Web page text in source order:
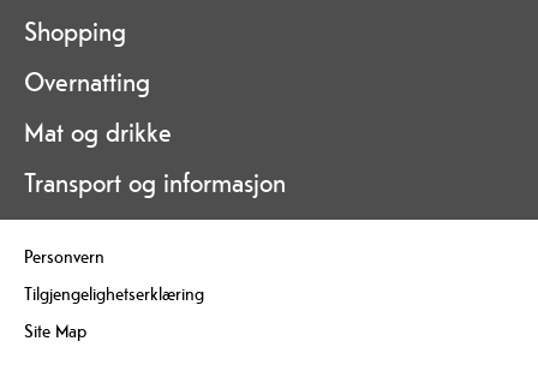
Shopping
Overnatting
Mat og drikke
Transport og informasjon
Personvern
Tilgjengelighetserklæring
Site Map